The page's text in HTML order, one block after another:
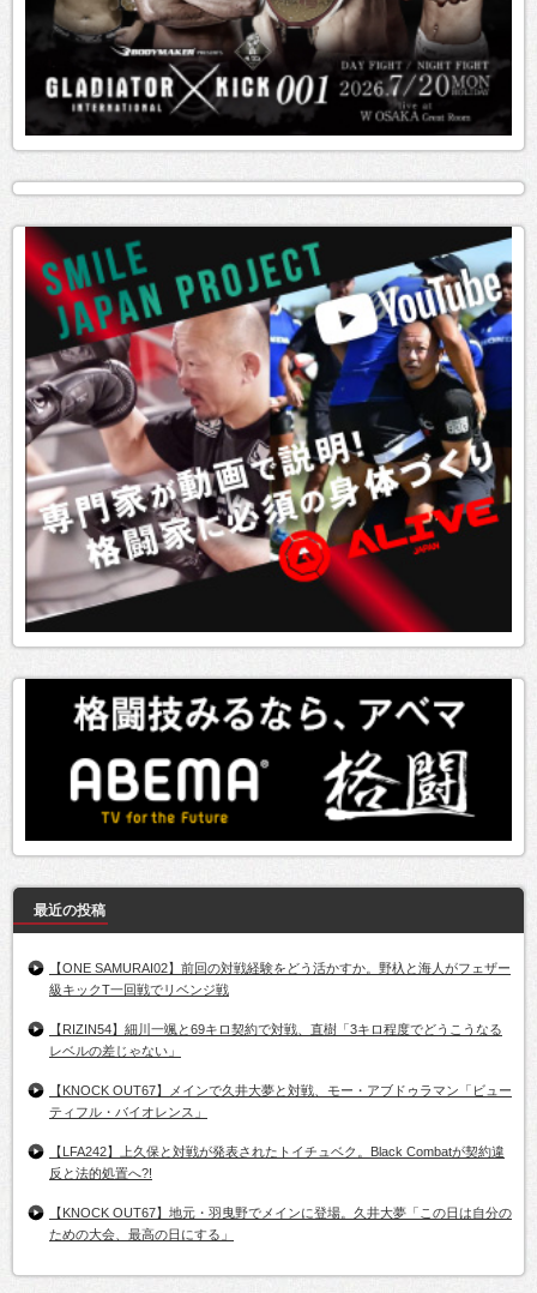
最近の投稿
【ONE SAMURAI02】前回の対戦経験をどう活かすか。野杁と海人がフェザー
級キックT一回戦でリベンジ戦
【RIZIN54】細川一颯と69キロ契約で対戦、直樹「3キロ程度でどうこうなる
レベルの差じゃない」
【KNOCK OUT67】メインで久井大夢と対戦、モー・アブドゥラマン「ビュー
ティフル・バイオレンス」
【LFA242】上久保と対戦が発表されたトイチュベク。Black Combatが契約違
反と法的処置へ?!
【KNOCK OUT67】地元・羽曳野でメインに登場。久井大夢「この日は自分の
ための大会、最高の日にする」